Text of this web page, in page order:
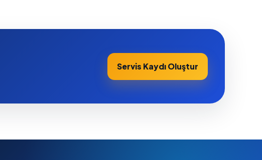
Servis Kaydı Oluştur